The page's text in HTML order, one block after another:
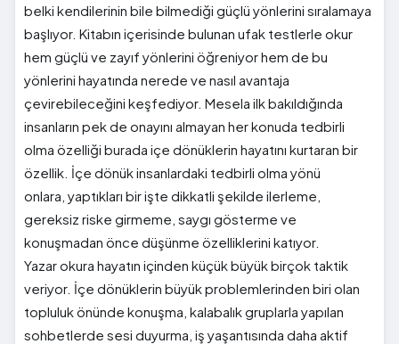
belki kendilerinin bile bilmediği güçlü yönlerini sıralamaya
başlıyor. Kitabın içerisinde bulunan ufak testlerle okur
hem güçlü ve zayıf yönlerini öğreniyor hem de bu
yönlerini hayatında nerede ve nasıl avantaja
çevirebileceğini keşfediyor. Mesela ilk bakıldığında
insanların pek de onayını almayan her konuda tedbirli
olma özelliği burada içe dönüklerin hayatını kurtaran bir
özellik. İçe dönük insanlardaki tedbirli olma yönü
onlara, yaptıkları bir işte dikkatli şekilde ilerleme,
gereksiz riske girmeme, saygı gösterme ve
konuşmadan önce düşünme özelliklerini katıyor.
Yazar okura hayatın içinden küçük büyük birçok taktik
veriyor. İçe dönüklerin büyük problemlerinden biri olan
topluluk önünde konuşma, kalabalık gruplarla yapılan
sohbetlerde sesi duyurma, iş yaşantısında daha aktif